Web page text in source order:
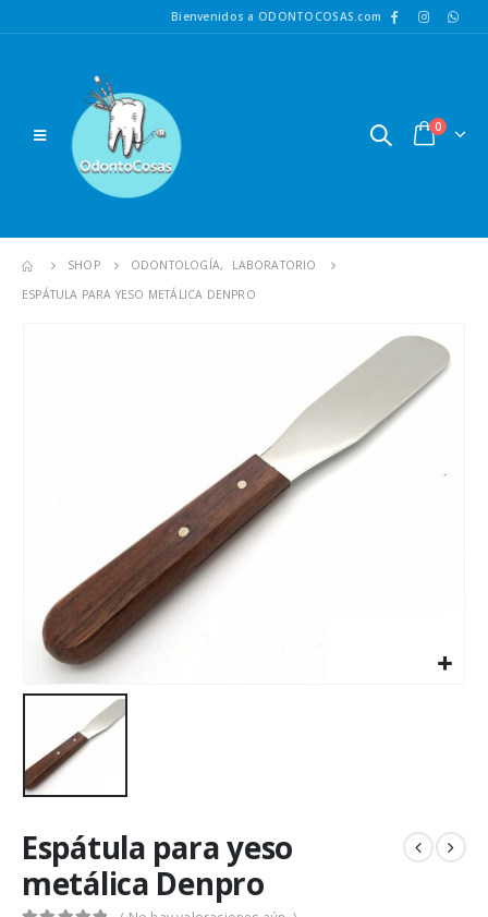
Bienvenidos a ODONTOCOSAS.com
0
SHOP ODONTOLOGÍA,
LABORATORIO
ESPÁTULA PARA YESO METÁLICA DENPRO
Espátula para yeso
metálica Denpro